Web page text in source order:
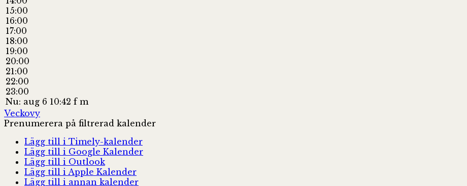
15:00
16:00
17:00
18:00
19:00
20:00
21:00
22:00
23:00
Nu: aug 6 10:42 f m
Veckovy
Prenumerera på filtrerad kalender
Lägg till i Timely-kalender
Lägg till i Google Kalender
Lägg till i Outlook
Lägg till i Apple Kalender
Lägg till i annan kalender